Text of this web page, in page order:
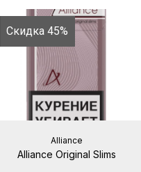
Скидка 45%
Alliance
Alliance Original Slims